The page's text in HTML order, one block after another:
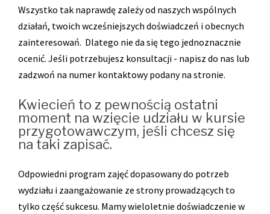
Wszystko tak naprawdę zależy od naszych wspólnych
działań, twoich wcześniejszych doświadczeń i obecnych
zainteresowań. Dlatego nie da się tego jednoznacznie
ocenić. Jeśli potrzebujesz konsultacji - napisz do nas lub
zadzwoń na numer kontaktowy podany na stronie.
Kwiecień to z pewnością ostatni
moment na wzięcie udziału w kursie
przygotowawczym, jeśli chcesz się
na taki zapisać.
Odpowiedni program zajęć dopasowany do potrzeb
wydziału i zaangażowanie ze strony prowadzących to
tylko część sukcesu. Mamy wieloletnie doświadczenie w